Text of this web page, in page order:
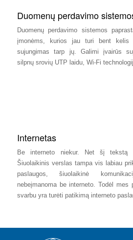
Duomenų perdavimo
Duomenų perdavimo sistemos
įmonėms, kurios jau turi bent kelis
sujungimas tarp jų. Galimi įvairūs
silpnų srovių UTP laidu, Wi-Fi
Internetas
Be interneto niekur. Net šį tekstą
Šiuolaikinis verslas tampa vis labiau
paslaugos, šiuolaikinė
nebeįmanoma be interneto. Todėl mes
svarbu yra turėti patikimą interneto